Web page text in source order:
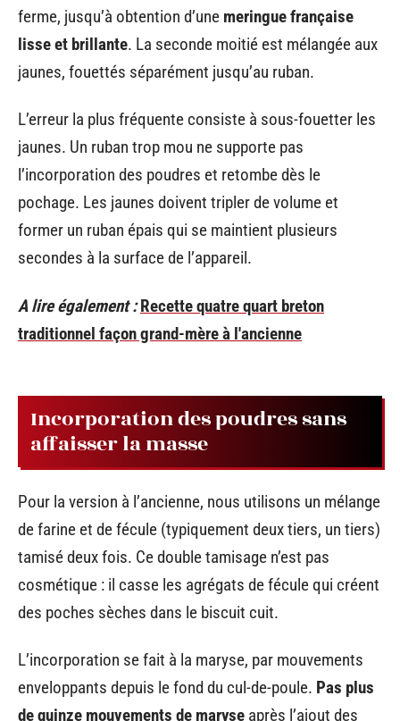
ferme, jusqu’à obtention d’une meringue française
lisse et brillante. La seconde moitié est mélangée aux
jaunes, fouettés séparément jusqu’au ruban.
L’erreur la plus fréquente consiste à sous-fouetter les
jaunes. Un ruban trop mou ne supporte pas
l’incorporation des poudres et retombe dès le
pochage. Les jaunes doivent tripler de volume et
former un ruban épais qui se maintient plusieurs
secondes à la surface de l’appareil.
A lire également : Recette quatre quart breton
traditionnel façon grand-mère à l'ancienne
Incorporation des poudres sans
affaisser la masse
Pour la version à l’ancienne, nous utilisons un mélange
de farine et de fécule (typiquement deux tiers, un tiers)
tamisé deux fois. Ce double tamisage n’est pas
cosmétique : il casse les agrégats de fécule qui créent
des poches sèches dans le biscuit cuit.
L’incorporation se fait à la maryse, par mouvements
enveloppants depuis le fond du cul-de-poule. Pas plus
de quinze mouvements de maryse après l’ajout des